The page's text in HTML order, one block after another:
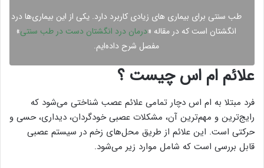
طب سنتی برای بیماری های زیادی کاربرد دارد. یکی از این بیماری‌ها درد
انگشتان است که در مقاله «درمان درد انگشتان دست در طب سنتی»
مفصل شرح داده‌ایم.
علائم ام اس چیست ؟
فرد مبتلا به ام اس دچار تمامی علائم عصب شناختی می‌شود که
رایج‌ترین و مهم‌ترین آن، مشکلات عصبی خودگردان، دیداری، حسی و
حرکتی است. این علائم از طریق محل‌های زخم در سیستم عصبی
قابل بررسی است که شامل موارد زیر می‌شود.